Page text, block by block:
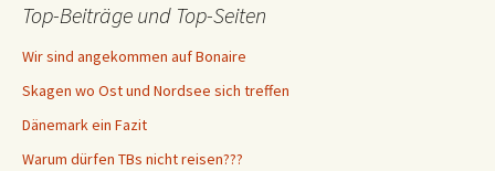
Top-Beiträge und Top-Seiten
Wir sind angekommen auf Bonaire
Skagen wo Ost und Nordsee sich treffen
Dänemark ein Fazit
Warum dürfen TBs nicht reisen???